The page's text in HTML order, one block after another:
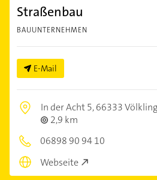
Straßenbau
BAUUNTERNEHMEN
E-Mail
In der Acht 5,66333
2,9 km
06898 90 94 10
Webseite